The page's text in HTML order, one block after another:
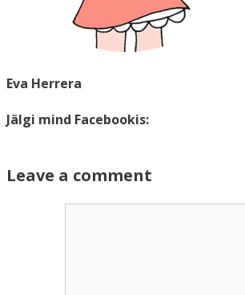
Eva Herrera
Jälgi mind Facebookis:
Leave a comment